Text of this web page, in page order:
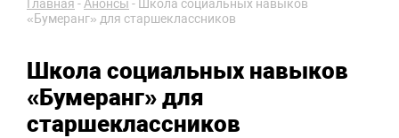
Главная -Анонсы - Школа социальных навыков
«Бумеранг» для старшеклассников
Школа социальных навыков
«Бумеранг» для
старшеклассников